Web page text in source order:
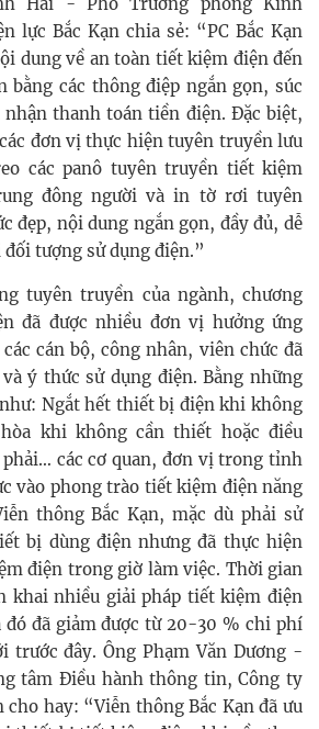
lực Bắc Kạn chia sẻ: “PC Bắc Kạn
dung về an toàn tiết kiệm điện đến
bằng các thông điệp ngắn gọn, súc
thanh toán tiền điện. Đặc biệt,
đơn vị thực hiện tuyên truyền lưu
các panô tuyên truyền tiết kiệm
đông người và in tờ rơi tuyên
đẹp, nội dung ngắn gọn, đầy đủ, dễ
tượng sử dụng điện.”
tuyên truyền của ngành, chương
đã được nhiều đơn vị hưởng ứng
cán bộ, công nhân, viên chức đã
ý thức sử dụng điện. Bằng những
Ngắt hết thiết bị điện khi không
khi không cần thiết hoặc điều
các cơ quan, đơn vị trong tỉnh
vào phong trào tiết kiệm điện năng
thông Bắc Kạn, mặc dù phải sử
bị dùng điện nhưng đã thực hiện
điện trong giờ làm việc. Thời gian
khai nhiều giải pháp tiết kiệm điện
đó đã giảm được từ 20-30 % chi phí
trước đây. Ông Phạm Văn Dương -
tâm Điều hành thông tin, Công ty
cho hay: “Viễn thông Bắc Kạn đã ưu